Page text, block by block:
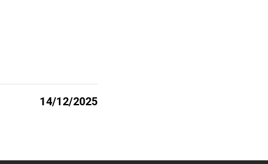
14/12/2025